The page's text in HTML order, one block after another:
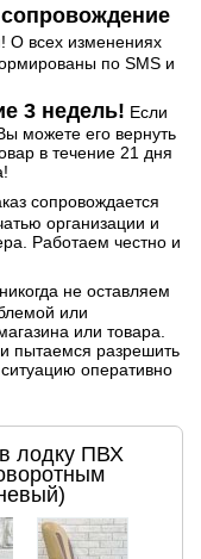
О всех изменениях
по SMS и
3 недель! Если
можете его вернуть
в течение 21 дня
сопровождается
организации и
Работаем честно и
не оставляем
или
или товара.
пытаемся разрешить
оперативно
лодку ПВХ